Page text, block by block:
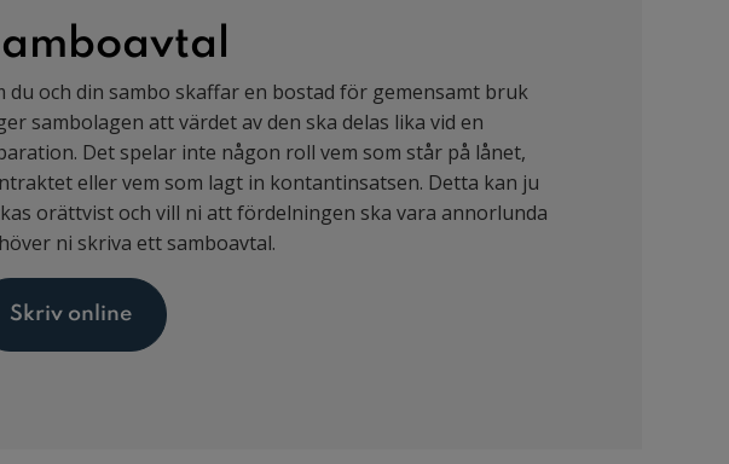
du och din sambo skaffar en bostad för gemensamt bruk
sambolagen att värdet av den ska delas lika vid en
Det spelar inte någon roll vem som står på lånet,
eller vem som lagt in kontantinsatsen. Detta kan ju
orättvist och vill ni att fördelningen ska vara annorlunda
ni skriva ett samboavtal.
Skriv online